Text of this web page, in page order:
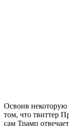
Освоив некоторую
том, что твиттер
сам Трамп